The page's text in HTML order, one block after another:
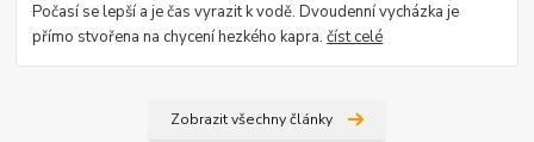
Počasí se lepší a je čas vyrazit k vodě. Dvoudenní vycházka je
přímo stvořena na chycení hezkého kapra.číst celé
Zobrazit všechny články